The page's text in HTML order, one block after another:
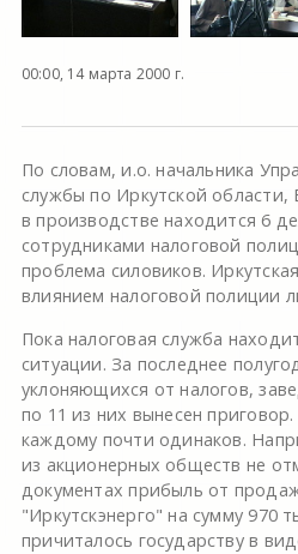
00:00, 14 марта 2000 г.
По словам, и.о. начальника
службы по Иркутской
в производстве находится 6
сотрудниками налоговой
проблема силовиков.
влиянием налоговой полиции
Пока налоговая служба
ситуации. За последнее
уклоняющихся от налогов,
по 11 из них вынесен
каждому почти одинаков.
из акционерных обществ не
документах прибыль от
"Иркутскэнерго" на сумму 970
причиталось государству в